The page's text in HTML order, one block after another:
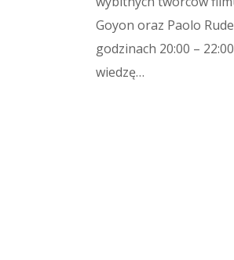
Goyon oraz Paolo
godzinach 20:00 –
wiedzę…